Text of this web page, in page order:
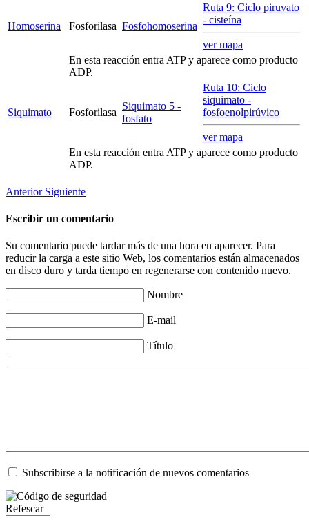
Homoserina Fosforilasa Fosfohomoserina
Ruta 9: Ciclo piruvato
- cisteína
ver mapa
En esta reacción entra ATP y aparece como producto
ADP.
Siquimato Fosforilasa
Siquimato 5 -
fosfato
Ruta 10: Ciclo
siquimato -
fosfoenolpirúvico
ver mapa
En esta reacción entra ATP y aparece como producto
ADP.
Anterior Siguiente
Escribir un comentario
Su comentario puede tardar más de una hora en aparecer. Para
reducir la carga a este sitio Web, los comentarios están almacenados
en disco duro y tarda tiempo en regenerarse con contenido nuevo.
Nombre
E-mail
Título
Subscribirse a la notificación de nuevos comentarios
Refescar